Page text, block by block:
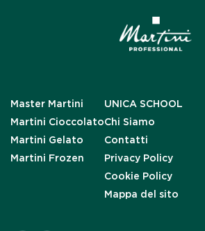
Master Martini
Martini Cioccolato
Martini Gelato
Martini Frozen
UNICA SCHOOL
Chi Siamo
Contatti
Privacy Policy
Cookie Policy
Mappa del sito